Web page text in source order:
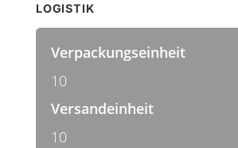
LOGISTIK
Verpackungseinheit
10
Versandeinheit
10